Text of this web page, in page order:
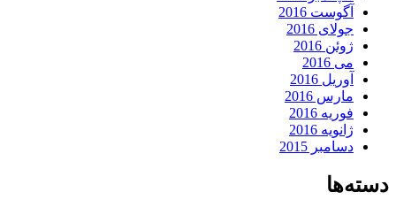
آگوست 2016
جولای 2016
ژوئن 2016
می 2016
آوریل 2016
مارس 2016
فوریه 2016
ژانویه 2016
دسامبر 2015
دسته‌ها